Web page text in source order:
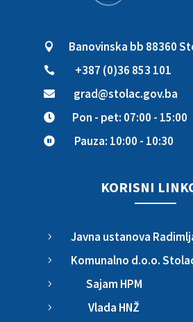
 Banovinska bb 88360
 +387 (0)36 853 101
 grad@stolac.gov.ba
 Pon - pet: 07:00 - 15:00
 Pauza: 10:00 - 10:30
KORISNI
5 Javna ustanova
5 Komunalno d.o.o.
5 Sajam HPM
5 Vlada HNŽ